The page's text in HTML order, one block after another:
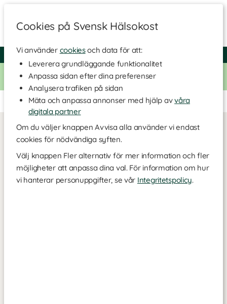
Cookies på Svensk Hälsokost
Vi använder cookiesoch data för att:
Leverera grundläggande funktionalitet
Anpassa sidan efter dina preferenser
Analysera trafiken på sidan
Mäta och anpassa annonser med hjälp avvåra
digitala partner
Om du väljer knappen Avvisa alla använder vi endast
cookies för nödvändiga syften.
Välj knappen Fler alternativ för mer information och fler
möjligheter att anpassa dina val. För information om hur
vi hanterar personuppgifter, se vår Integritetspolicy.
Fri frakt Snabb leverans
Bara idag! Handla för 500 kr i butiken och få 20% på alla
Healthwell-vitaminer. Kod:VITAMINER20
Ingen kampanjsida är skapad.